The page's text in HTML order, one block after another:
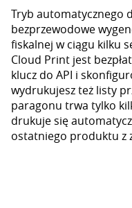
Tryb automatycznego
bezprzewodowe
fiskalnej w ciągu kilku
Cloud Print jest
klucz do API i
wydrukujesz też listy
paragonu trwa tylko
drukuje się
ostatniego produktu z